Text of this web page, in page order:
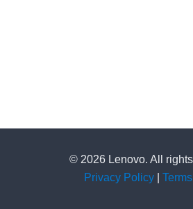
© 2026 Lenovo. All
Privacy Policy